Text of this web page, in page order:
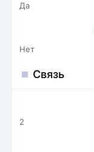
Да
Нет
Связь
2